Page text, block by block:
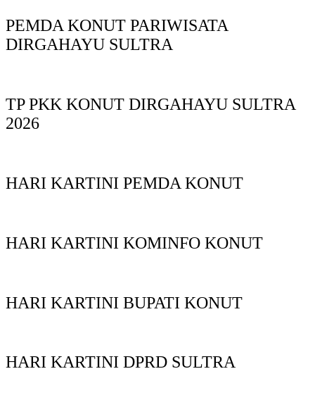
PEMDA KONUT PARIWISATA
DIRGAHAYU SULTRA
TP PKK KONUT DIRGAHAYU SULTRA
2026
HARI KARTINI PEMDA KONUT
HARI KARTINI KOMINFO KONUT
HARI KARTINI BUPATI KONUT
HARI KARTINI DPRD SULTRA